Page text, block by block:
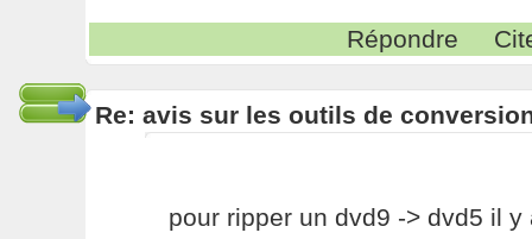
Répondre
Re: avis sur les outils de
pour ripper un dvd9 -> dvd5 il y